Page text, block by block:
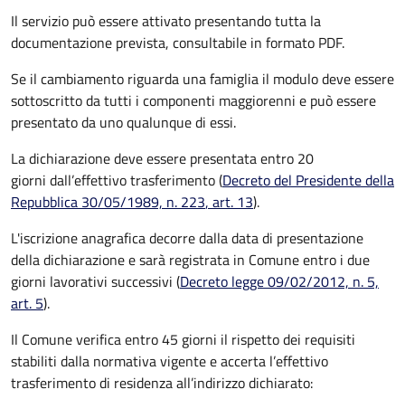
Il servizio può essere attivato presentando tutta la
documentazione prevista, consultabile in formato PDF.
Se il cambiamento riguarda una famiglia il modulo deve essere
sottoscritto da tutti i componenti maggiorenni e può essere
presentato da uno qualunque di essi.
La dichiarazione deve essere presentata entro 20
giorni dall’effettivo trasferimento (Decreto del Presidente della
Repubblica 30/05/1989, n. 223, art. 13).
L'iscrizione anagrafica decorre dalla data di presentazione
della dichiarazione e sarà registrata in Comune entro i due
giorni lavorativi successivi (Decreto legge 09/02/2012, n. 5,
art. 5).
Il Comune verifica entro45 giorni il rispetto dei requisiti
stabiliti dalla normativa vigente e accerta l’effettivo
trasferimento di residenza all’indirizzo dichiarato: